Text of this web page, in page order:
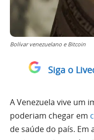
Bolívar venezuelano e Bitcoin
Siga o
A Venezuela vive um
poderiam chegar em
de saúde do país. Em